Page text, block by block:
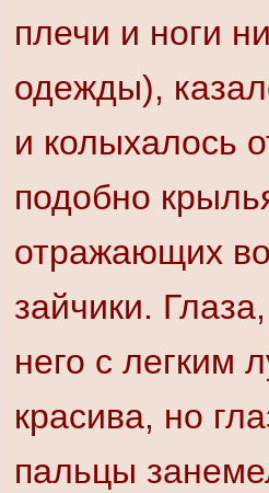
плечи и ноги
одежды),
и колыхалось
подобно
отражающих
зайчики.
него с легким
красива, но
пальцы